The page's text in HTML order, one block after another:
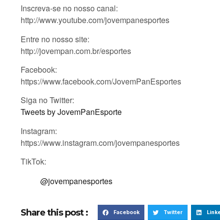
Inscreva-se no nosso canal:
http://www.youtube.com/jovempanesportes
Entre no nosso site:
http://jovempan.com.br/esportes
Facebook:
https://www.facebook.com/JovemPanEsportes
Siga no Twitter:
Tweets by JovemPanEsporte
Instagram:
https://www.instagram.com/jovempanesportes
TikTok:
@jovempanesportes
Share this post : Facebook Twitter